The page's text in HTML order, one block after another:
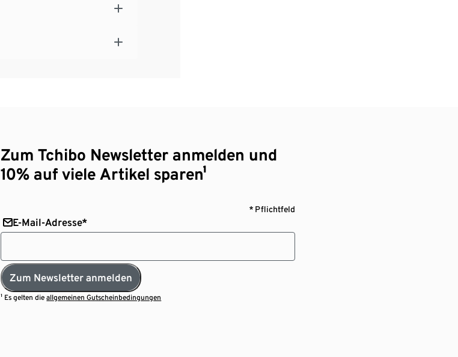
Zum Tchibo Newsletter anmelden und
10% auf viele Artikel sparen¹
* Pflichtfeld
E-Mail-Adresse*
Zum Newsletter anmelden
¹ Es gelten dieallgemeinen Gutscheinbedingungen